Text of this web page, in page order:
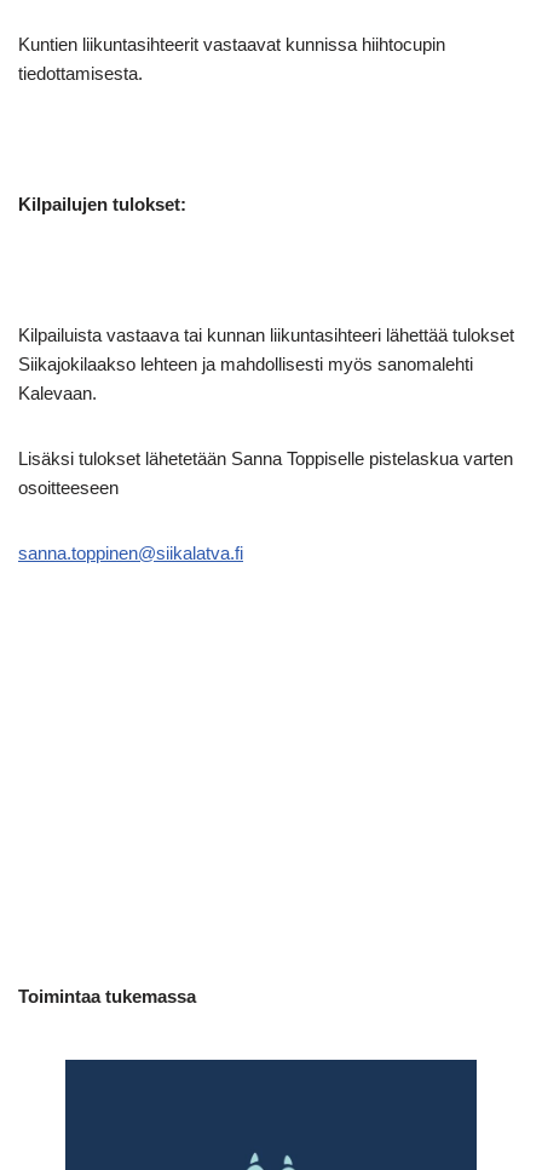
Kuntien liikuntasihteerit vastaavat kunnissa hiihtocupin
tiedottamisesta.
Kilpailujen tulokset:
Kilpailuista vastaava tai kunnan liikuntasihteeri lähettää tulokset
Siikajokilaakso lehteen ja mahdollisesti myös sanomalehti
Kalevaan.
Lisäksi tulokset lähetetään Sanna Toppiselle pistelaskua varten
osoitteeseen
sanna.toppinen@siikalatva.fi
Toimintaa tukemassa